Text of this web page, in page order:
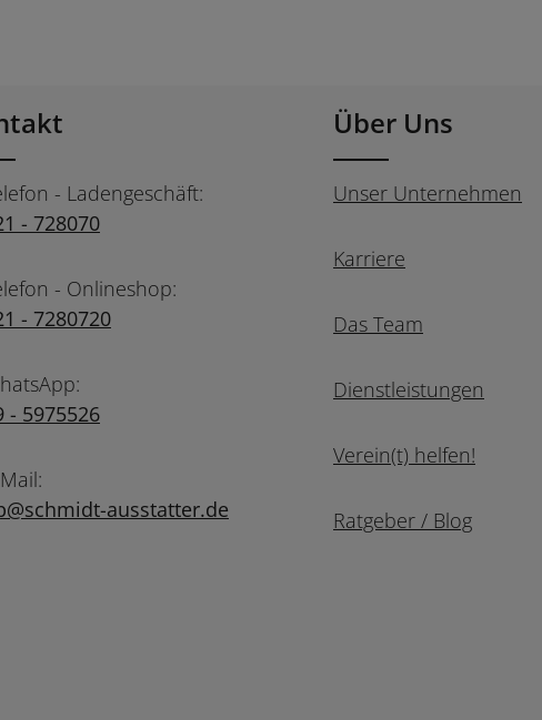
- Ladengeschäft:
- 728070
- Onlineshop:
- 7280720
- 5975526
ausstatter.de
Über Uns
Unser Unternehmen
Karriere
Das Team
Dienstleistungen
Verein(t) helfen!
Ratgeber / Blog